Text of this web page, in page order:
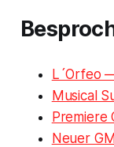
L´Orfeo
Musical
Premiere
Neuer